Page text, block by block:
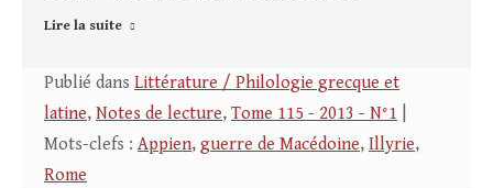
Lire la suite
Publié dans Littérature / Philologie grecque et
latine, Notes de lecture, Tome 115 - 2013 - N°1
Mots-clefs : Appien, guerre de Macédoine, Illyrie,
Rome